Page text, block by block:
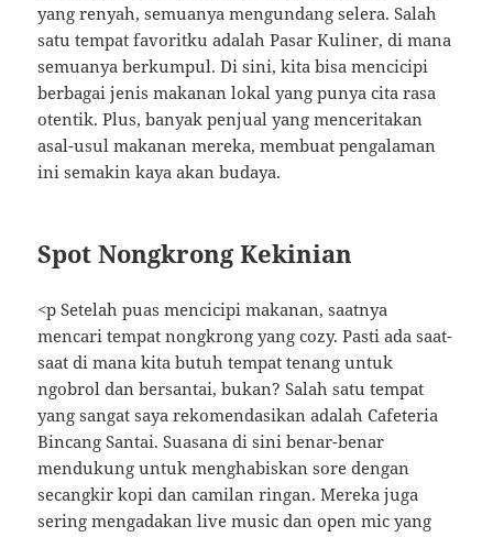
yang renyah, semuanya mengundang selera. Salah
satu tempat favoritku adalah Pasar Kuliner, di mana
semuanya berkumpul. Di sini, kita bisa mencicipi
berbagai jenis makanan lokal yang punya cita rasa
otentik. Plus, banyak penjual yang menceritakan
asal-usul makanan mereka, membuat pengalaman
ini semakin kaya akan budaya.
Spot Nongkrong Kekinian
<p Setelah puas mencicipi makanan, saatnya
mencari tempat nongkrong yang cozy. Pasti ada saat-
saat di mana kita butuh tempat tenang untuk
ngobrol dan bersantai, bukan? Salah satu tempat
yang sangat saya rekomendasikan adalah Cafeteria
Bincang Santai. Suasana di sini benar-benar
mendukung untuk menghabiskan sore dengan
secangkir kopi dan camilan ringan. Mereka juga
sering mengadakan live music dan open mic yang